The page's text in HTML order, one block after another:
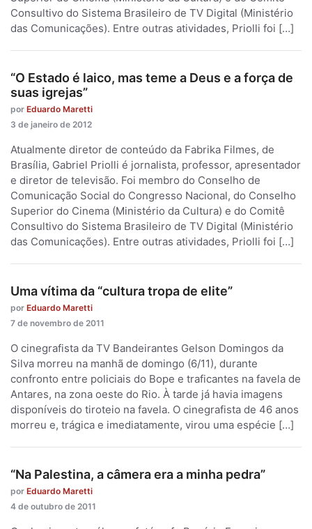
Consultivo do Sistema Brasileiro de TV Digital (Ministério
das Comunicações). Entre outras atividades, Priolli foi […]
“O Estado é laico, mas teme a Deus e a força de
suas igrejas”
por Eduardo Maretti
3 de janeiro de 2012
Atualmente diretor de conteúdo da Fabrika Filmes, de
Brasília, Gabriel Priolli é jornalista, professor, apresentador
e diretor de televisão. Foi membro do Conselho de
Comunicação Social do Congresso Nacional, do Conselho
Superior do Cinema (Ministério da Cultura) e do Comitê
Consultivo do Sistema Brasileiro de TV Digital (Ministério
das Comunicações). Entre outras atividades, Priolli foi […]
Uma vítima da “cultura tropa de elite”
por Eduardo Maretti
7 de novembro de 2011
O cinegrafista da TV Bandeirantes Gelson Domingos da
Silva morreu na manhã de domingo (6/11), durante
confronto entre policiais do Bope e traficantes na favela de
Antares, na zona oeste do Rio. À tarde já havia imagens
disponíveis do tiroteio na favela. O cinegrafista de 46 anos
morreu e, trágica e imediatamente, virou uma espécie […]
“Na Palestina, a câmera era a minha pedra”
por Eduardo Maretti
4 de outubro de 2011